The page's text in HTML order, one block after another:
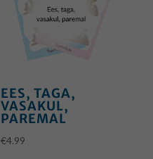
EES, TAGA,
VASAKUL,
PAREMAL
€4.99